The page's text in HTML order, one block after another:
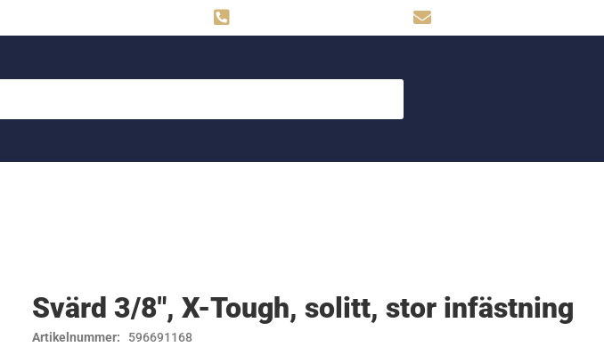
Svärd 3/8″, X-Tough, solitt, stor infästning
Artikelnummer:
596691168